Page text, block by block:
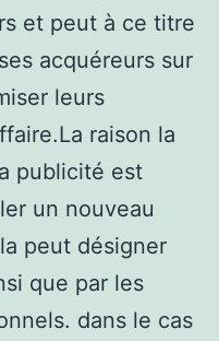
et peut à ce titre
acquéreurs sur
leurs
raison la
publicité est
un nouveau
peut désigner
que par les
dans le cas